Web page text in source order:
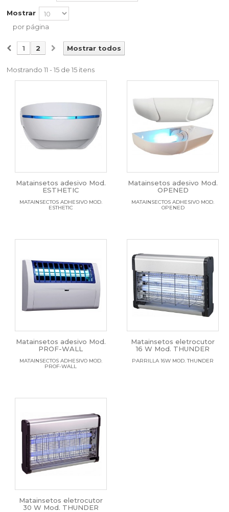
Mostrar
por página
Mostrar todos
1 2
Mostrando 11 - 15 de 15 itens
Matainsetos adesivo Mod.
ESTHETIC
MATAINSECTOS ADHESIVO MOD.
ESTHETIC
Matainsetos adesivo Mod.
OPENED
MATAINSECTOS ADHESIVO MOD.
OPENED
Matainsetos adesivo Mod.
PROF-WALL
MATAINSECTOS ADHESIVO MOD.
PROF-WALL
Matainsetos eletrocutor
16 W Mod. THUNDER
PARRILLA 16W MOD. THUNDER
Matainsetos eletrocutor
30 W Mod. THUNDER